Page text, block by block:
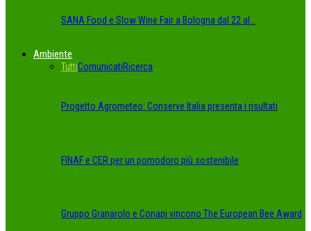
SANA Food e Slow Wine Fair a Bologna dal 22 al…
Ambiente
TuttiComunicatiRicerca
Progetto Agrometeo: Conserve Italia presenta i risultati
FINAF e CER per un pomodoro più sostenibile
Gruppo Granarolo e Conapi vincono The European Bee Award